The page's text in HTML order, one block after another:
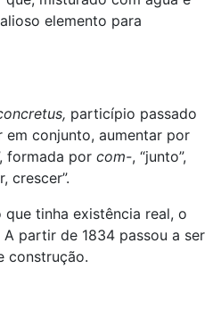
elemento para
particípio passado
em conjunto, aumentar por
formada por com-, “junto”,
crescer”.
tinha existência real, o
partir de 1834 passou a ser
construção.